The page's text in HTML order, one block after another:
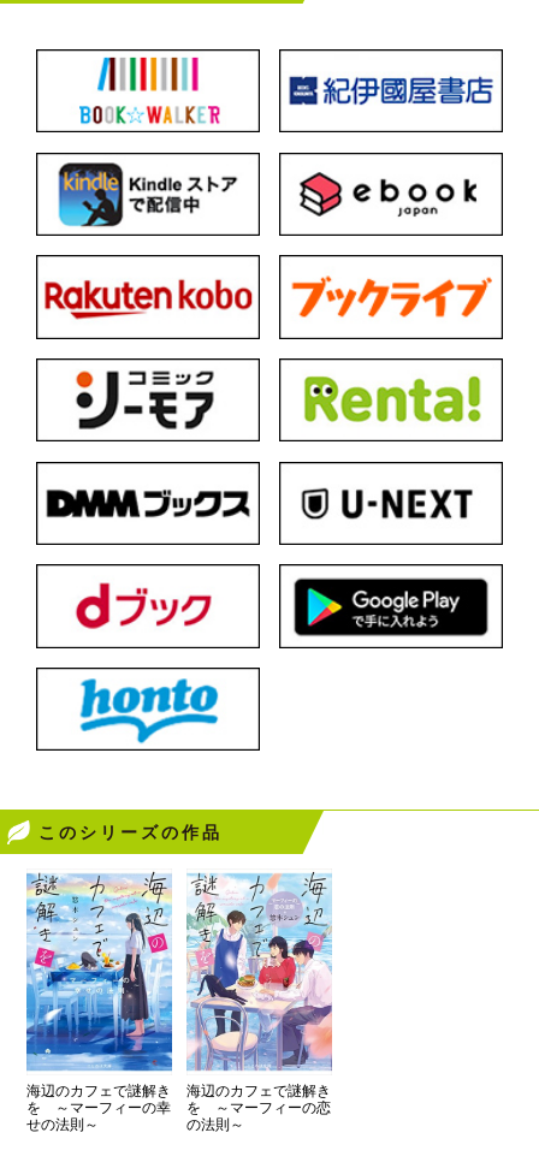
このシリーズの作品
海辺のカフェで謎解き
を ～マーフィーの幸
せの法則～
海辺のカフェで謎解き
を ～マーフィーの恋
の法則～